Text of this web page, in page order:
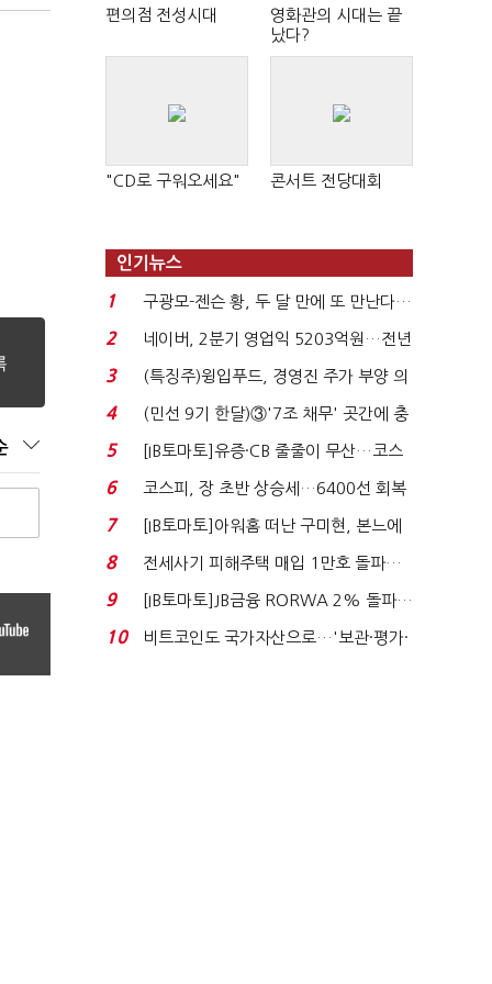
편의점 전성시대
영화관의 시대는 끝
났다?
"CD로 구워오세요" 콘서트 전당대회
인기뉴스
1
구광모-젠슨 황, 두 달 만에 또 만난다…
로봇·AI 등 논...
2
네이버, 2분기 영업익 5203억원…전년
비 0.2% 감소...
3
(특징주)윙입푸드, 경영진 주가 부양 의
지에 상한가...
4
(민선 9기 한달)③'7조 채무' 곳간에 충
격…추미애, 20년...
5
[IB토마토]유증·CB 줄줄이 무산…코스
닥 벌점 급증에 ...
6
코스피, 장 초반 상승세…6400선 회복
시도
7
[IB토마토]아워홈 떠난 구미현, 본느에
340억 베팅…가...
8
전세사기 피해주택 매입 1만호 돌파…
누적 피해자 4만2...
9
[IB토마토]JB금융 RORWA 2% 돌파…
실적 견인은 은행 ...
10
비트코인도 국가자산으로…'보관·평가·